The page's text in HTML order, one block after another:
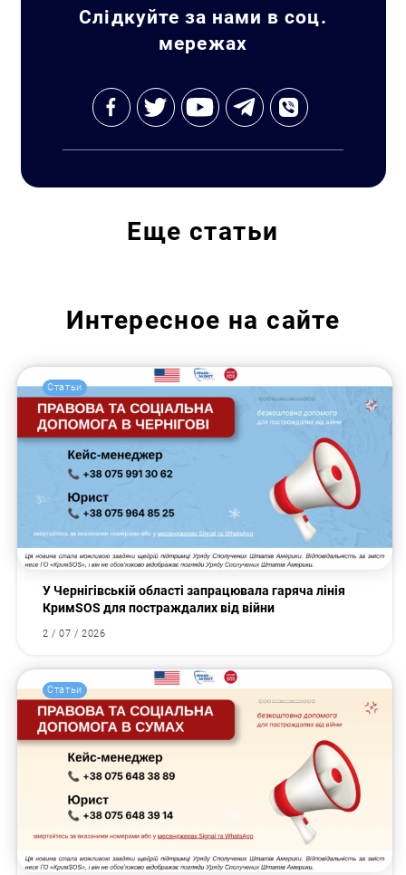
Слідкуйте за нами в соц.
мережах
Еще статьи
Интересное на сайте
Статьи
У Чернігівській області запрацювала гаряча лінія
КримSOS для постраждалих від війни
2 / 07 / 2026
Статьи